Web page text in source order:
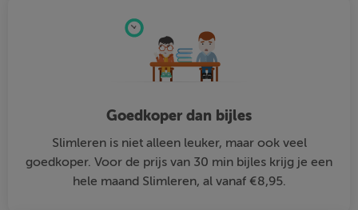
Goedkoper dan bijles
Slimleren is niet alleen leuker, maar ook veel
goedkoper. Voor de prijs van 30 min bijles krijg je een
hele maand Slimleren, al vanaf €8,95.